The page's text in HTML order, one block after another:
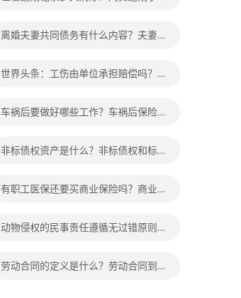
离婚夫妻共同债务有什么内容？夫妻共
世界头条：工伤由单位承担赔偿吗？工
车祸后要做好哪些工作？车祸后保险理
非标债权资产是什么？非标债权和标准
有职工医保还要买商业保险吗？商业保
动物侵权的民事责任遵循无过错原则
劳动合同的定义是什么？劳动合同到期